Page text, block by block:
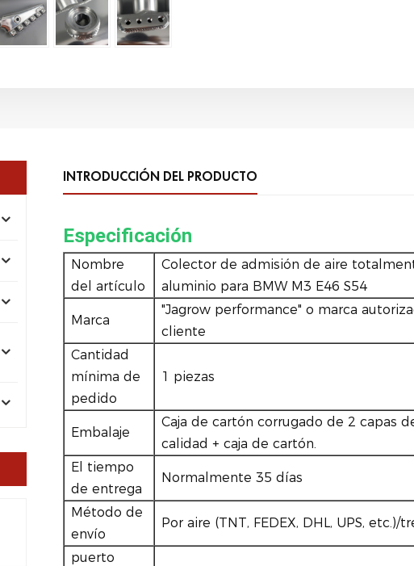
INTRODUCCIÓN DEL PRODUCTO
Especificación
Nombre
del artículo
Colector de admisión de aire
aluminio para BMW M3 E46 S54
Marca
"Jagrow performance" o marca
cliente
Cantidad
mínima de
pedido
1 piezas
Embalaje
Caja de cartón corrugado de 2 capas
calidad + caja de cartón.
El tiempo
de entrega
Normalmente 35 días
Método de
envío
Por aire (TNT, FEDEX, DHL, UPS, etc.)/
puerto